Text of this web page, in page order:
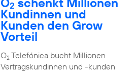
2
Kundinnen und
Kunden den Grow
Vorteil
O2Telefónica bucht Millionen
Vertragskundinnen und -kunden